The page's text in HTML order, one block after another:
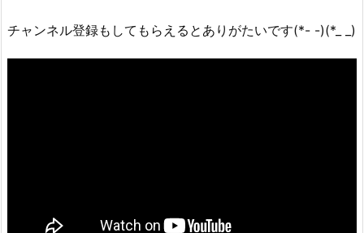
チャンネル登録もしてもらえるとありがたいです(*- -)(*_ _)